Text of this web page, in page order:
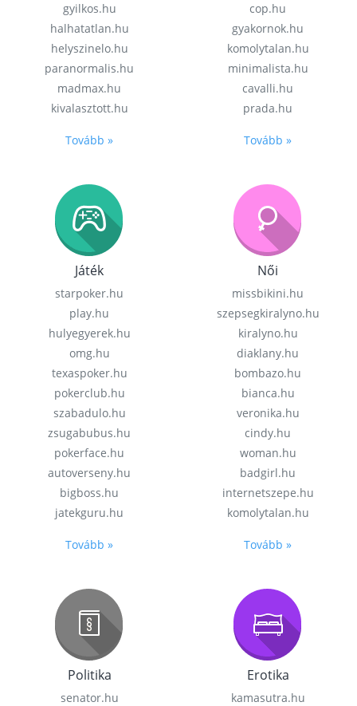
gyilkos.hu
halhatatlan.hu
helyszinelo.hu
paranormalis.hu
madmax.hu
kivalasztott.hu
Tovább »
cop.hu
gyakornok.hu
komolytalan.hu
minimalista.hu
cavalli.hu
prada.hu
Tovább »
Játék
starpoker.hu
play.hu
hulyegyerek.hu
omg.hu
texaspoker.hu
pokerclub.hu
szabadulo.hu
zsugabubus.hu
pokerface.hu
autoverseny.hu
bigboss.hu
jatekguru.hu
Tovább »
Női
missbikini.hu
szepsegkiralyno.hu
kiralyno.hu
diaklany.hu
bombazo.hu
bianca.hu
veronika.hu
cindy.hu
woman.hu
badgirl.hu
internetszepe.hu
komolytalan.hu
Tovább »
Politika
senator.hu
Erotika
kamasutra.hu